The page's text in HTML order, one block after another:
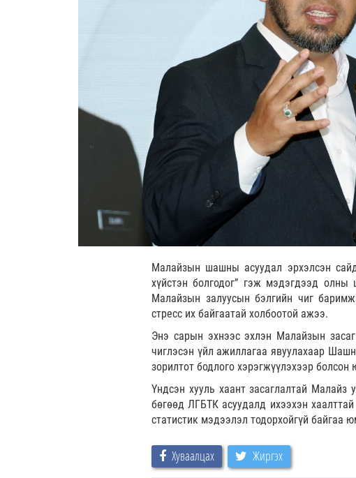
Малайзын шашны асуудал эрхэлсэн
хүйстэн болгодог” гэж мэдэгдээд олны
Малайзын залуусын бэлгийн чиг
стресс их байгаатай холбоотой ажээ.
Энэ сарын эхнээс эхлэн Малайзын
чиглэсэн үйл ажиллагаа явуулахаар
зорилтот бодлого хэрэгжүүлэхээр болсон
Үндсэн хууль хаант засаглалтай
бөгөөд ЛГБТК асуудалд ихээхэн
статистик мэдээлэл тодорхойгүй байгаа
Хуваалцах Жиргэх